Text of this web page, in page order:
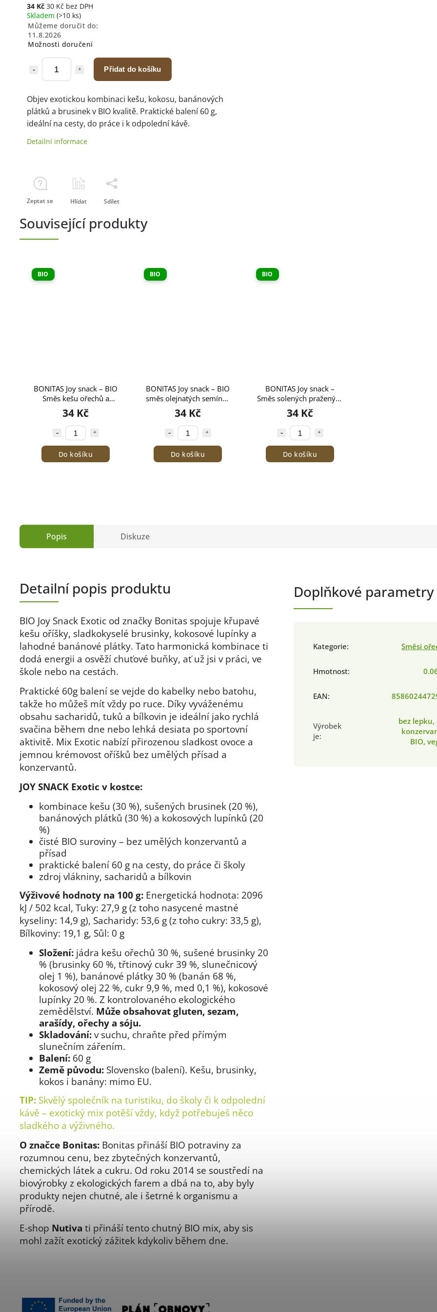
34 Kč 30 Kč bez DPH
Skladem (>10 ks)
Můžeme doručit do:
11.8.2026
Možnosti doručení
Přidat do košíku
Objev exotickou kombinaci kešu, kokosu, banánových
plátků a brusinek v BIO kvalitě. Praktické balení 60 g,
ideální na cesty, do práce i k odpolední kávě.
Detailní informace
Zeptat se Hlídat Sdílet
Související produkty
BIO
BONITAS Joy snack – BIO
Směs kešu ořechů a
sušených brusinek 60g
34 Kč
Do košíku
BIO
BONITAS Joy snack – BIO
směs olejnatých semínek
a piniových oříšků 90 g
34 Kč
Do košíku
BIO
BONITAS Joy snack –
Směs solených pražených
ořechů 60g
34 Kč
Do košíku
Popis Diskuze
Detailní popis produktu
BIO Joy Snack Exotic od značky Bonitas spojuje křupavé
kešu oříšky, sladkokyselé brusinky, kokosové lupínky a
lahodné banánové plátky. Tato harmonická kombinace ti
dodá energii a osvěží chuťové buňky, ať už jsi v práci, ve
škole nebo na cestách.
Praktické 60g balení se vejde do kabelky nebo batohu,
takže ho můžeš mít vždy po ruce. Díky vyváženému
obsahu sacharidů, tuků a bílkovin je ideální jako rychlá
svačina během dne nebo lehká desiata po sportovní
aktivitě. Mix Exotic nabízí přirozenou sladkost ovoce a
jemnou krémovost oříšků bez umělých přísad a
konzervantů.
JOY SNACK Exotic v kostce:
kombinace kešu (30 %), sušených brusinek (20 %),
banánových plátků (30 %) a kokosových lupínků (20
%)
čisté BIO suroviny – bez umělých konzervantů a
přísad
praktické balení 60 g na cesty, do práce či školy
zdroj vlákniny, sacharidů a bílkovin
Výživové hodnoty na 100 g: Energetická hodnota: 2096
kJ / 502 kcal, Tuky: 27,9 g (z toho nasycené mastné
kyseliny: 14,9 g), Sacharidy: 53,6 g (z toho cukry: 33,5 g),
Bílkoviny: 19,1 g, Sůl: 0 g
Složení: jádra kešu ořechů 30 %, sušené brusinky 20
% (brusinky 60 %, třtinový cukr 39 %, slunečnicový
olej 1 %), banánové plátky 30 % (banán 68 %,
kokosový olej 22 %, cukr 9,9 %, med 0,1 %), kokosové
lupínky 20 %. Z kontrolovaného ekologického
zemědělství. Může obsahovat gluten, sezam,
arašídy, ořechy a sóju.
Skladování: v suchu, chraňte před přímým
slunečním zářením.
Balení: 60 g
Země původu: Slovensko (balení). Kešu, brusinky,
kokos i banány: mimo EU.
TIP: Skvělý společník na turistiku, do školy či k odpolední
kávě – exotický mix potěší vždy, když potřebuješ něco
sladkého a výživného.
O značce Bonitas: Bonitas přináší BIO potraviny za
rozumnou cenu, bez zbytečných konzervantů,
chemických látek a cukru. Od roku 2014 se soustředí na
biovýrobky z ekologických farem a dbá na to, aby byly
produkty nejen chutné, ale i šetrné k organismu a
přírodě.
E-shop Nutiva ti přináší tento chutný BIO mix, aby sis
mohl zažít exotický zážitek kdykoliv během dne.
Doplňkové parametry
Kategorie: Směsi
Hmotnost:
EAN:
Výrobek
je:
bez lepku,
BIO,